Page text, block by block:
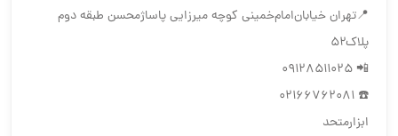
📍تهران ‌خیابان‌امام‌خمینی‌ کوچه میرزایی پاساژمحسن طبقه دوم
پلاک۵۲
📲 09128511025
☎️ 02166762081
ابزارمتحد